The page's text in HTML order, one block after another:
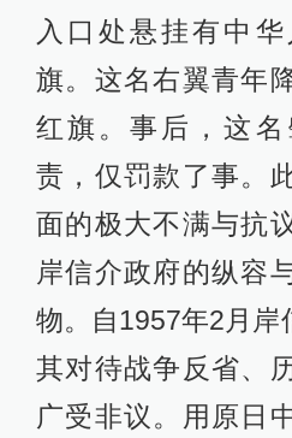
入口处悬挂有中
旗。这名右翼青年
红旗。事后，这
责，仅罚款了事。
面的极大不满与抗
岸信介政府的纵容
物。自1957年2月岸
其对待战争反省、
广受非议。用原日